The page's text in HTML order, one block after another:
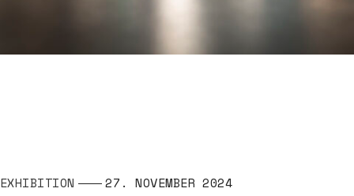
EXHIBITION 27. NOVEMBER 2024